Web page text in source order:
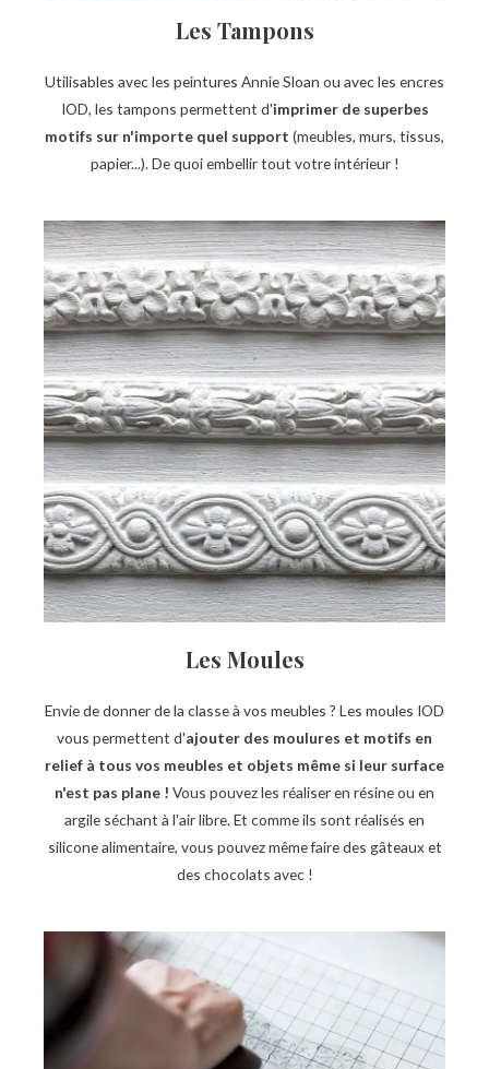
Les Tampons
Utilisables avec les peintures Annie Sloan ou avec les encres
IOD, les tampons permettent d'imprimer de superbes
motifs sur n'importe quel support (meubles, murs, tissus,
papier...). De quoi embellir tout votre intérieur !
Les Moules
Envie de donner de la classe à vos meubles ? Les moules IOD
vous permettent d'ajouter des moulures et motifs en
relief à tous vos meubles et objets même si leur surface
n'est pas plane ! Vous pouvez les réaliser en résine ou en
argile séchant à l'air libre. Et comme ils sont réalisés en
silicone alimentaire, vous pouvez même faire des gâteaux et
des chocolats avec !